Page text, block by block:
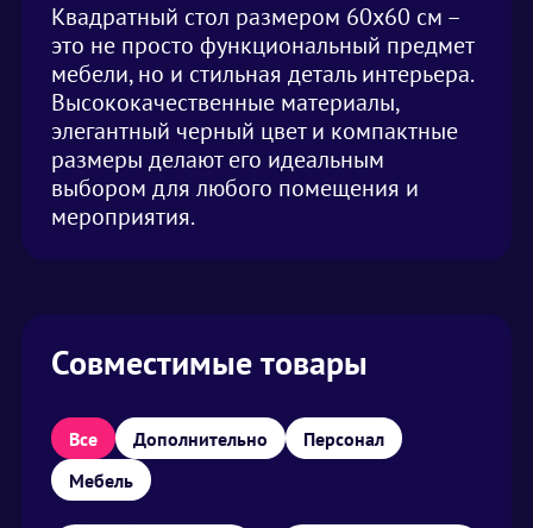
Квадратный стол размером 60х60 см –
это не просто функциональный предмет
мебели, но и стильная деталь интерьера.
Высококачественные материалы,
элегантный черный цвет и компактные
размеры делают его идеальным
выбором для любого помещения и
мероприятия.
Совместимые товары
Все Дополнительно
Персонал
Мебель